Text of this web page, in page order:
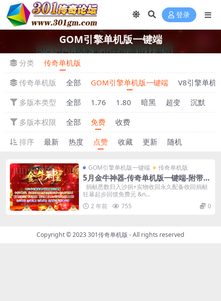
登录
GOM引擎单机版一键端
分类
传奇单机版
传奇单机版
全部 GOM引擎单机版一键端
V8引擎单机
多版本类型
全部 1.76 1.80 暗黑 超变 沉默
多版本权限
全部 免费
收费
排序
最新 热度 点赞 收藏 更新 随机
GOM引擎单机版一键端 传奇单机版
5月金牛神器-传奇单机版一键端-附带强
大GM后台-炫酷光柱-微端传奇！
捐献悉数归入沙捐+实物收回永久配备收回捐献
狂暴起步回馈免费元 &n...
2 年前
755 0
Copyright © 2023301传奇单机版 - All rights reserved